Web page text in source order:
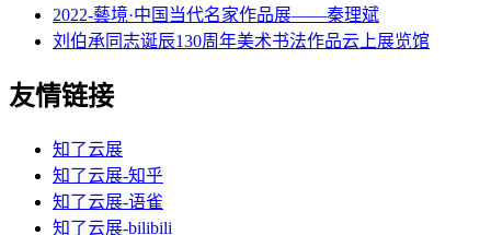
2022-藝境·中国当代名家作品展——秦理斌
刘伯承同志诞辰130周年美术书法作品云上展览馆
友情链接
知了云展
知了云展-知乎
知了云展-语雀
知了云展-bilibili